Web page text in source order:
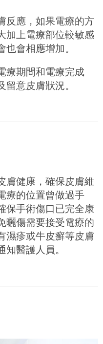
反應，如果電療的方
加上電療部位較敏感
會相應增加。
療期間和電療完成
意皮膚狀況。
膚健康，確保皮膚維
療的位置曾做過手
保手術傷口已完全康
曬傷需要接受電療的
濕疹或牛皮癬等皮膚
醫護人員。